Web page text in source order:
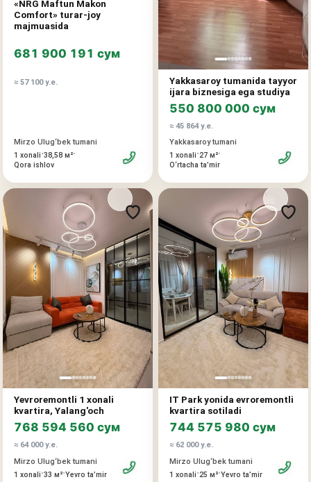
«NRG Maftun Makon
Comfort» turar-joy
majmuasida
681 900 191 сум
≈ 57 100 у.е.
Mirzo Ulug‘bek tumani
1 xonali•38,58 м²•
Qora ishlov
Yakkasaroy tumanida tayyor
ijara biznesiga ega studiya
550 800 000 сум
≈ 45 864 у.е.
Yakkasaroy tumani
1 xonali•27 м²•
O‘rtacha taʼmir
Yevroremontli 1 xonali
kvartira, Yalang'och
768 594 560 сум
≈ 64 000 у.е.
Mirzo Ulug‘bek tumani
1 xonali•33 м²•Yevro taʼmir
IT Park yonida evroremontli
kvartira sotiladi
744 575 980 сум
≈ 62 000 у.е.
Mirzo Ulug‘bek tumani
1 xonali•25 м²•Yevro taʼmir